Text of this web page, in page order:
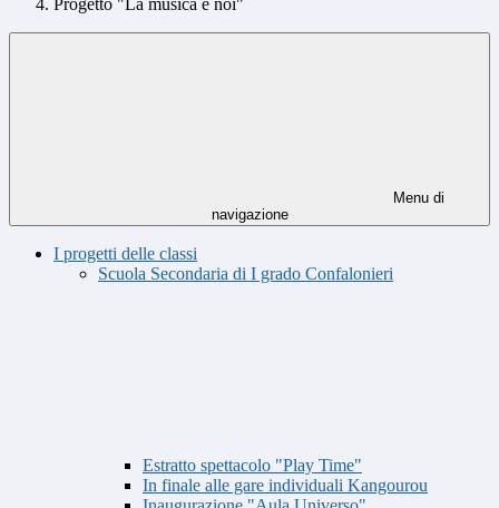
Progetto "La musica e noi"
Menu di
navigazione
I progetti delle classi
Scuola Secondaria di I grado Confalonieri
Estratto spettacolo "Play Time"
In finale alle gare individuali Kangourou